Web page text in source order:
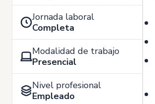
Jornada laboral
Completa
Modalidad de trabajo
Presencial
Nivel profesional
Empleado